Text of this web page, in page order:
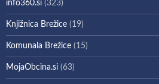
info360.si (323)
Knjižnica Brežice (19)
Komunala Brežice (15)
MojaObcina.si (63)